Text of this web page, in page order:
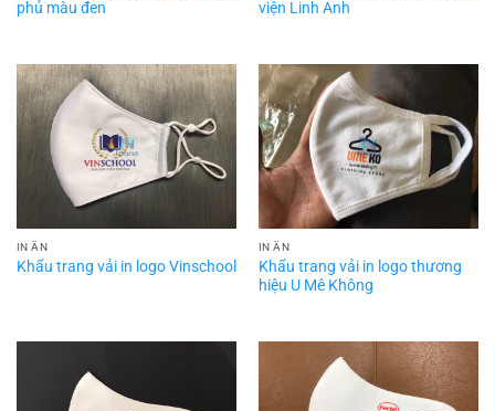
phủ màu đen
viện Linh Anh
IN ẤN
Khẩu trang vải in logo Vinschool
IN ẤN
Khẩu trang vải in logo thương
hiệu U Mê Không